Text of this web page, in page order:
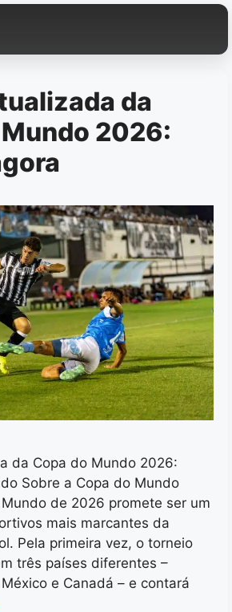
da
2026:
da Copa do Mundo 2026:
Sobre a Copa do Mundo
de 2026 promete ser um
mais marcantes da
Pela primeira vez, o torneio
três países diferentes –
e Canadá – e contará